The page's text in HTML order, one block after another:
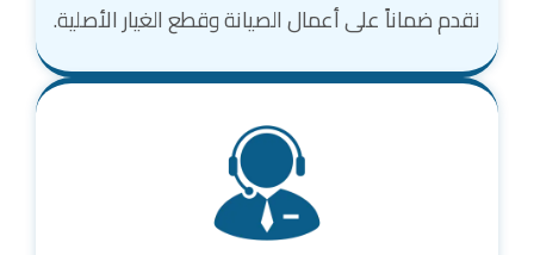
نقدم ضماناً على أعمال الصيانة وقطع الغيار الأصلية.